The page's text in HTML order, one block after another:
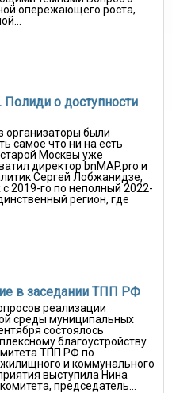
опережающего роста,
о доступности
организаторы были
самое что ни на есть
Москвы уже
директор bnMAP.pro и
Сергей Лобжанидзе,
2019-го по неполный 2022-
регион, где
в заседании ТПП РФ
реализации
среды муниципальных
состоялось
благоустройству
ТПП РФ по
и коммунального
выступила Нина
председатель...